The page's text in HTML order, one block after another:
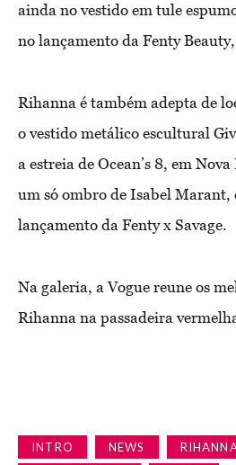
ainda no vestido em tule
no lançamento da Fenty
Rihanna é também adepta de
o vestido metálico escultural
a estreia de Ocean’s 8, em
um só ombro de Isabel Marant,
lançamento da Fenty x Savage.
Na galeria, a Vogue reune os
Rihanna na passadeira
INTRO NEWS